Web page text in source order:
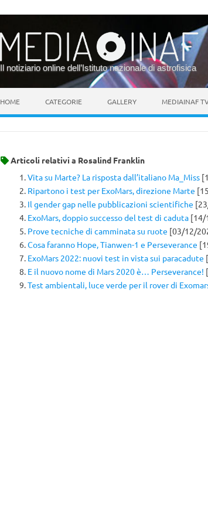
Il notiziario online dell’Istituto nazionale di astrofisica
HOME CATEGORIE GALLERY MEDIAINAF
Articoli relativi a Rosalind Franklin
Vita su Marte? La risposta dall’italiano Ma_Miss
Ripartono i test per ExoMars, direzione Marte
Il gender gap nelle pubblicazioni scientifiche
ExoMars, doppio successo del test di caduta[14/
Prove tecniche di camminata su ruote [03/12/
Cosa faranno Hope, Tianwen-1 e Perseverance
ExoMars 2022: nuovi test in vista sui paracadute
E il nuovo nome di Mars 2020 è… Perseverance!
Test ambientali, luce verde per il rover di